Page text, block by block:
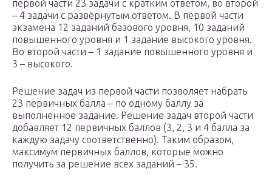
первой части 23 задачи с кратким ответом, во второй
– 4 задачи с развёрнутым ответом. В первой части
экзамена 12 заданий базового уровня, 10 заданий
повышенного уровня и 1 задание высокого уровня.
Во второй части – 1 задание повышенного уровня и
3 – высокого.
Решение задач из первой части позволяет набрать
23 первичных балла – по одному баллу за
выполненное задание. Решение задач второй части
добавляет 12 первичных баллов (3, 2, 3 и 4 балла за
каждую задачу соответственно). Таким образом,
максимум первичных баллов, которые можно
получить за решение всех заданий – 35.